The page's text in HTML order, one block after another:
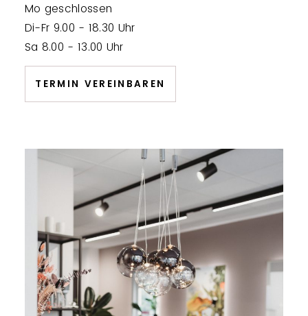
Mo geschlossen
Di-Fr 9.00 - 18.30 Uhr
Sa 8.00 - 13.00 Uhr
TERMIN VEREINBAREN